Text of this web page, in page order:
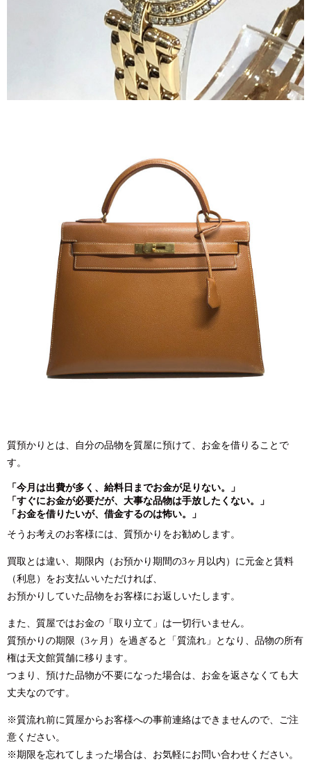
質預かりとは、自分の品物を質屋に預けて、お金を借りることで
す。
「今月は出費が多く、給料日までお金が足りない。」
「すぐにお金が必要だが、大事な品物は手放したくない。」
「お金を借りたいが、借金するのは怖い。」
そうお考えのお客様には、質預かりをお勧めします。
買取とは違い、期限内（お預かり期間の3ヶ月以内）に元金と賃料
（利息）をお支払いいただければ、
お預かりしていた品物をお客様にお返しいたします。
また、質屋ではお金の「取り立て」は一切行いません。
質預かりの期限（3ヶ月）を過ぎると「質流れ」となり、品物の所有
権は天文館質舗に移ります。
つまり、預けた品物が不要になった場合は、お金を返さなくても大
丈夫なのです。
※質流れ前に質屋からお客様への事前連絡はできませんので、ご注
意ください。
※期限を忘れてしまった場合は、お気軽にお問い合わせください。